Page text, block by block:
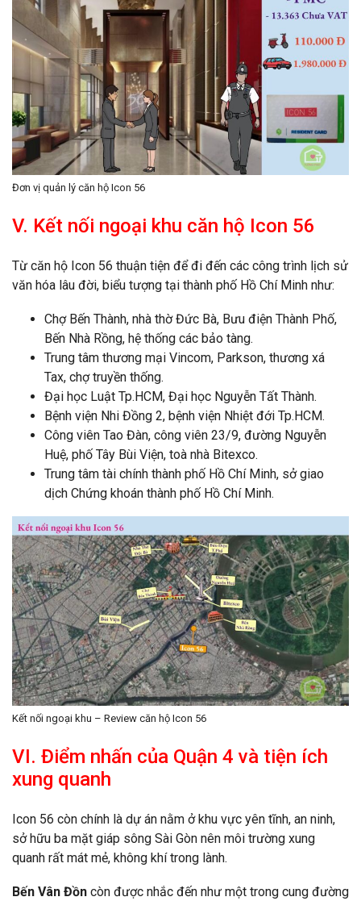
Đơn vị quản lý căn hộ Icon 56
V. Kết nối ngoại khu căn hộ Icon 56
Từ căn hộ Icon 56 thuận tiện để đi đến các công trình lịch sử
văn hóa lâu đời, biểu tượng tại thành phố Hồ Chí Minh như:
Chợ Bến Thành, nhà thờ Đức Bà, Bưu điện Thành Phố,
Bến Nhà Rồng, hệ thống các bảo tàng.
Trung tâm thương mại Vincom, Parkson, thương xá
Tax, chợ truyền thống.
Đại học Luật Tp.HCM, Đại học Nguyễn Tất Thành.
Bệnh viện Nhi Đồng 2, bệnh viện Nhiệt đới Tp.HCM.
Công viên Tao Đàn, công viên 23/9, đường Nguyễn
Huệ, phố Tây Bùi Viện, toà nhà Bitexco.
Trung tâm tài chính thành phố Hồ Chí Minh, sở giao
dịch Chứng khoán thành phố Hồ Chí Minh.
Kết nối ngoại khu – Review căn hộ Icon 56
VI. Điểm nhấn của Quận 4 và tiện ích
xung quanh
Icon 56 còn chính là dự án nằm ở khu vực yên tĩnh, an ninh,
sở hữu ba mặt giáp sông Sài Gòn nên môi trường xung
quanh rất mát mẻ, không khí trong lành.
Bến Vân Đồn còn được nhắc đến như một trong cung đường